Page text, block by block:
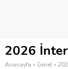
2026
Anasayfa » Genel»